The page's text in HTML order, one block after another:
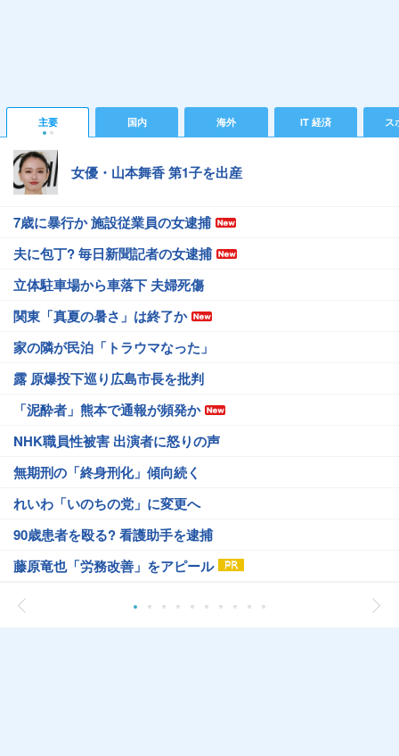
主要 国内 海外 IT 経済 ス
女優・山本舞香 第1子を出産
7歳に暴行か 施設従業員の女逮捕
夫に包丁? 毎日新聞記者の女逮捕
立体駐車場から車落下 夫婦死傷
関東「真夏の暑さ」は終了か
家の隣が民泊「トラウマなった」
露 原爆投下巡り広島市長を批判
「泥酔者」熊本で通報が頻発か
NHK職員性被害 出演者に怒りの声
無期刑の「終身刑化」傾向続く
れいわ「いのちの党」に変更へ
90歳患者を殴る? 看護助手を逮捕
藤原竜也「労務改善」をアピール